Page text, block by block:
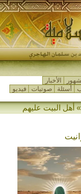
الأخبار
أسئلة صوتيات
فيديو
» أهل البيت عليهم